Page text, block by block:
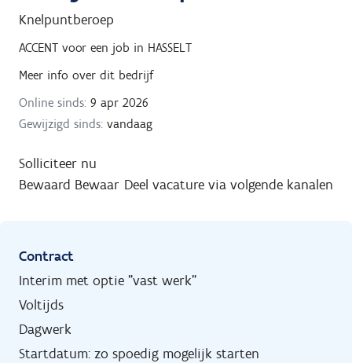
Knelpuntberoep
ACCENT voor een job in HASSELT
Meer info over dit bedrijf
Online sinds: 9 apr 2026
Gewijzigd sinds: vandaag
Solliciteer nu
Bewaard Bewaar Deel vacature via volgende kanalen
Contract
Interim met optie "vast werk"
Voltijds
Dagwerk
Startdatum: zo spoedig mogelijk starten